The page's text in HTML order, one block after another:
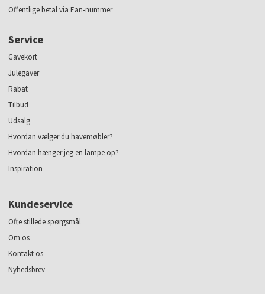
Offentlige betal via Ean-nummer
Service
Gavekort
Julegaver
Rabat
Tilbud
Udsalg
Hvordan vælger du havemøbler?
Hvordan hænger jeg en lampe op?
Inspiration
Kundeservice
Ofte stillede spørgsmål
Om os
Kontakt os
Nyhedsbrev